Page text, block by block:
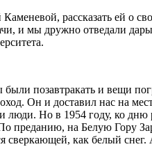
рассказать ей о
и мы дружно отведали
позавтракать и вещи
Он и доставил нас на
Но в 1954 году, ко
преданию, на Белую Гору
сверкающей, как белый